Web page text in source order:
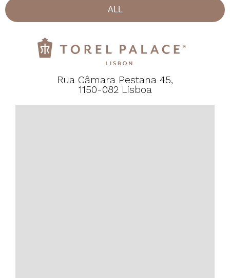
ALL
Rua Câmara Pestana 45,
1150-082 Lisboa